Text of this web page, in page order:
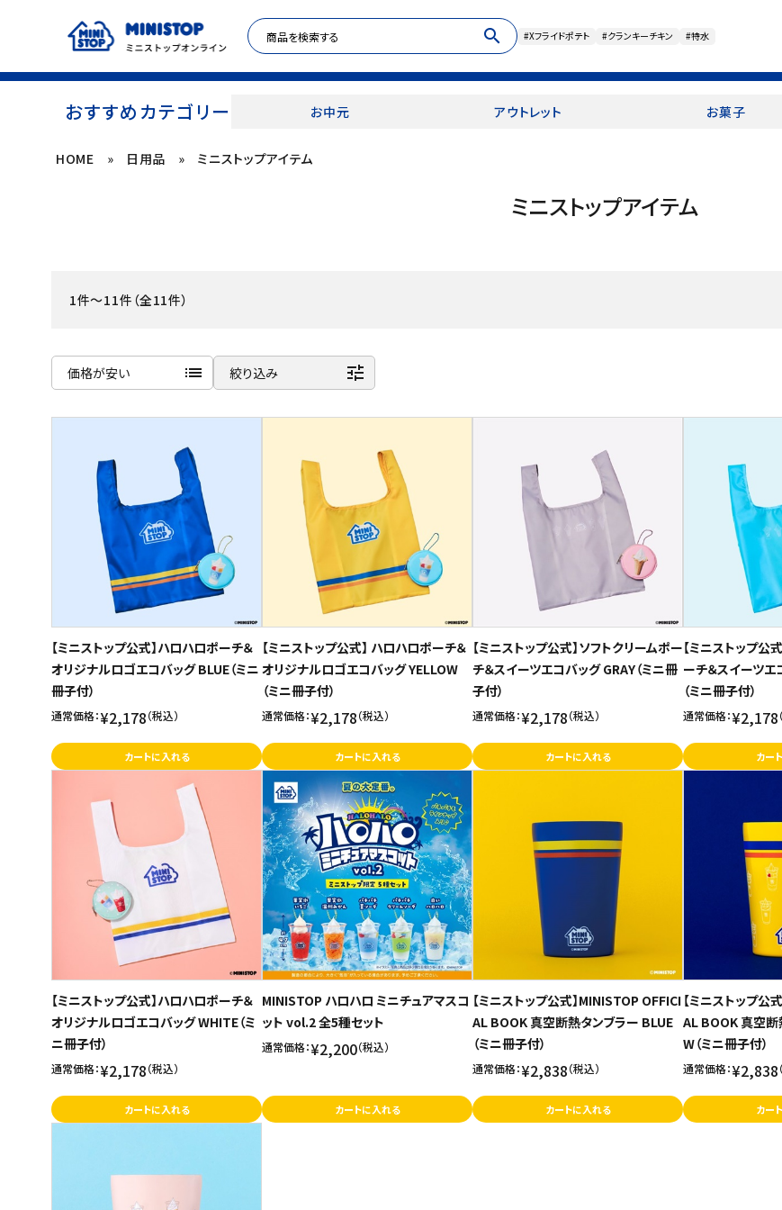
search #Xフライドポテト #クランキーチキン #特水
おすすめカテゴリー お中元 アウトレット お菓子
ACCOUNT MENU
冷凍食品
ギフト
セール
フードロス
ペット用品
SHOP GUIDE
お問い合わせ
特定商取引法表示について
プライバシーポリシー
利用規約
会社概要
HOME » 日用品 » ミニストップアイテム
ミニストップアイテム
1件～11件（全11件）
価格が安い list
発売日順
価格が安い
価格が高い
お気に入り登録数
絞り込み tune
【ミニストップ公式】ハロハロポーチ＆
オリジナルロゴエコバッグ BLUE（ミニ
冊子付）
通常価格：¥2,178（税込）
カートに入れる
【ミニストップ公式】 ハロハロポーチ＆
オリジナルロゴエコバッグ YELLOW
（ミニ冊子付）
通常価格：¥2,178（税込）
カートに入れる
【ミニストップ公式】ソフトクリームポー
チ＆スイーツエコバッグ GRAY（ミニ冊
子付）
通常価格：¥2,178（税込）
カートに入れる
【ミニストップ公
ーチ＆スイーツエ
（ミニ冊子付）
通常価格：¥2,178
カー
【ミニストップ公式】ハロハロポーチ＆
オリジナルロゴエコバッグ WHITE（ミ
ニ冊子付）
通常価格：¥2,178（税込）
カートに入れる
MINISTOP ハロハロ ミニチュアマスコ
ット vol.2 全5種セット
通常価格：¥2,200（税込）
カートに入れる
【ミニストップ公式】MINISTOP OFFICI
AL BOOK 真空断熱タンブラー BLUE
（ミニ冊子付）
通常価格：¥2,838（税込）
カートに入れる
【ミニストップ公
AL BOOK 真空断
W（ミニ冊子付）
通常価格：¥2,838
カー